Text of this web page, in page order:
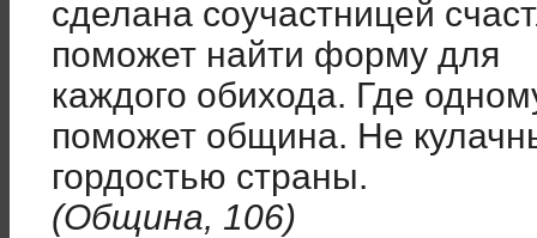
сделана соучастницей
поможет найти форму для
каждого обихода. Где
поможет община. Не
гордостью страны.
(Община, 106)